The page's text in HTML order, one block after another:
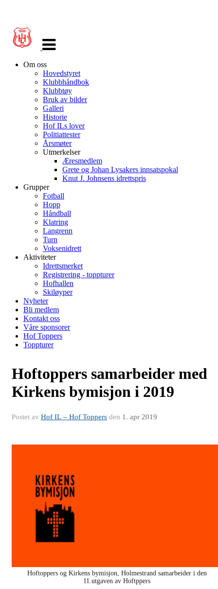
navigasjon
Om oss
Hovedstyret
Klubbhåndbok
Klubbtøy
Bruk av bilder
Galleri
Historie
Hof ILs lover
Politiattester
Årsmøter
Utmerkelser
Æresmedlem
Grete og Johan Lysakers innsatspokal
Knut J. Johnsens idrettspris
Grupper
Fotball
Hopp
Håndball
Klatring
Langrenn
Turn
Voksenidrett
Aktiviteter
Idrettsmerket
Registrering - toppturer
Hofhallen
Skiløyper
Nyheter
Bli medlem
Kontakt oss
Våre sponsorer
Hof Toppers
Toppturer
Hoftoppers samarbeider med
Kirkens bymisjon i 2019
Postet av Hof IL – Hof Toppers den 1. apr 2019
Hoftoppers og Kirkens bymisjon, Holmestrand samarbeider i den
11.utgaven av Hoftppers